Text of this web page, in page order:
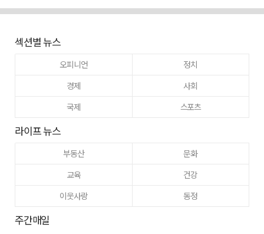
섹션별 뉴스
오피니언
정치
경제
사회
국제
스포츠
라이프 뉴스
부동산
문화
교육
건강
이웃사랑
동정
주간매일